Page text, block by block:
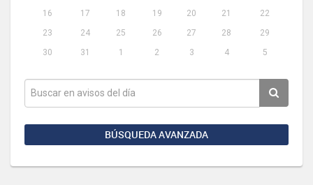
16
17 18 19 20 21
22
23
24 25 26 27 28
29
30
31 1 2 3 4 5
BÚSQUEDA AVANZADA